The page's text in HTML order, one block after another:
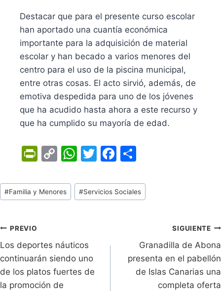
Destacar que para el presente curso escolar
han aportado una cuantía económica
importante para la adquisición de material
escolar y han becado a varios menores del
centro para el uso de la piscina municipal,
entre otras cosas. El acto sirvió, además, de
emotiva despedida para uno de los jóvenes
que ha acudido hasta ahora a este recurso y
que ha cumplido su mayoría de edad.
Pr
tF
ri
dl
y
C
p
y
k
W
at
s
p
T
itt
er
F
c
e
m
p
Tags
de
#Familia y Menores #Servicios Sociales
Navegación
de
entradas
PREVIO
Los deportes náuticos
continuarán siendo uno
de los platos fuertes de
la promoción de
SIGUIENTE
Granadilla de Abona
presenta en el pabellón
de Islas Canarias una
completa oferta